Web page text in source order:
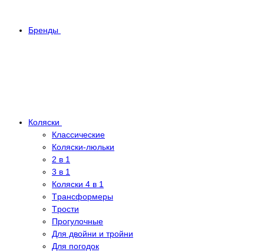
Бренды
Коляски
Классические
Коляски-люльки
2 в 1
3 в 1
Коляски 4 в 1
Tрансформеры
Tрости
Прогулочные
Для двойни и тройни
Для погодок